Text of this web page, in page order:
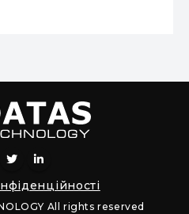
All rights reserved